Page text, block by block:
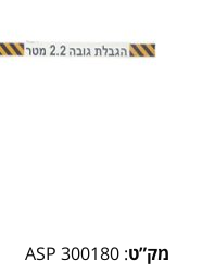
מק”ט: 300180 ASP